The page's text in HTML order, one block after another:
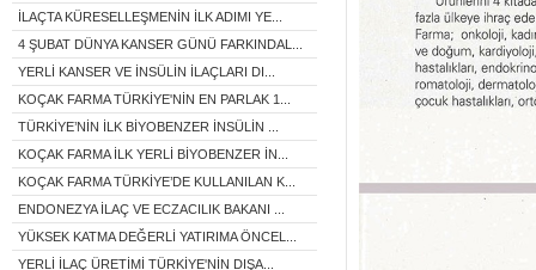
İLAÇTA KÜRESELLEŞMENİN İLK ADIMI YE...
4 ŞUBAT DÜNYA KANSER GÜNÜ FARKINDAL...
YERLİ KANSER VE İNSÜLİN İLAÇLARI DI...
KOÇAK FARMA TÜRKİYE'NİN EN PARLAK 1...
TÜRKİYE’NİN İLK BİYOBENZER İNSÜLİN ...
KOÇAK FARMA İLK YERLİ BİYOBENZER İN...
KOÇAK FARMA TÜRKİYE’DE KULLANILAN K...
ENDONEZYA İLAÇ VE ECZACILIK BAKANI ...
YÜKSEK KATMA DEĞERLİ YATIRIMA ÖNCEL...
YERLİ İLAÇ ÜRETİMİ TÜRKİYE'NİN DIŞA...